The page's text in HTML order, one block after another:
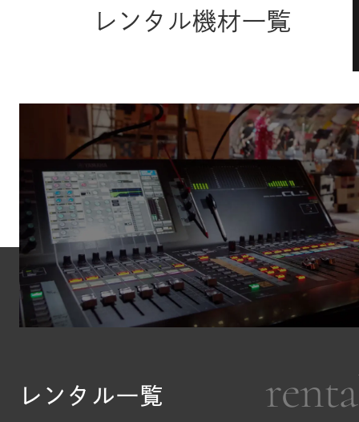
レンタル機材一覧
レンタル一覧